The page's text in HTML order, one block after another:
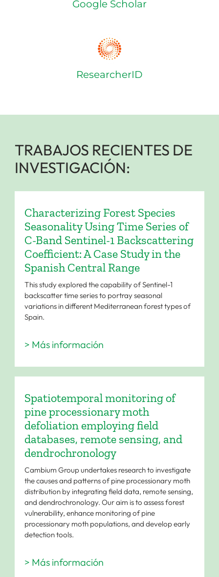
Google Scholar
ResearcherID
TRABAJOS RECIENTES DE
INVESTIGACIÓN:
Characterizing Forest Species
Seasonality Using Time Series of
C-Band Sentinel-1 Backscattering
Coefficient: A Case Study in the
Spanish Central Range
This study explored the capability of Sentinel-1
backscatter time series to portray seasonal
variations in different Mediterranean forest types of
Spain.
> Más información
Spatiotemporal monitoring of
pine processionary moth
defoliation employing field
databases, remote sensing, and
dendrochronology
Cambium Group undertakes research to investigate
the causes and patterns of pine processionary moth
distribution by integrating field data, remote sensing,
and dendrochronology. Our aim is to assess forest
vulnerability, enhance monitoring of pine
processionary moth populations, and develop early
detection tools.
> Más información